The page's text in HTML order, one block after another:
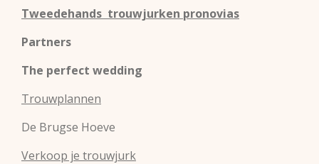
Tweedehands trouwjurken pronovias
Partners
The perfect wedding
Trouwplannen
De Brugse Hoeve
Verkoop je trouwjurk